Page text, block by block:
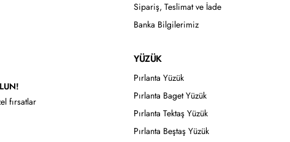
fırsatlar
Sipariş, Teslimat ve İade
Banka Bilgilerimiz
YÜZÜK
Pırlanta Yüzük
Pırlanta Baget Yüzük
Pırlanta Tektaş Yüzük
Pırlanta Beştaş Yüzük